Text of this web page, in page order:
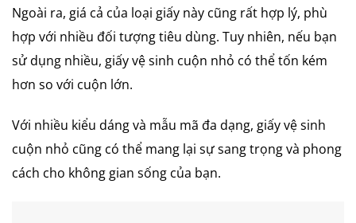
Ngoài ra, giá cả của loại giấy này cũng rất hợp lý, phù
hợp với nhiều đối tượng tiêu dùng. Tuy nhiên, nếu bạn
sử dụng nhiều, giấy vệ sinh cuộn nhỏ có thể tốn kém
hơn so với cuộn lớn.
Với nhiều kiểu dáng và mẫu mã đa dạng, giấy vệ sinh
cuộn nhỏ cũng có thể mang lại sự sang trọng và phong
cách cho không gian sống của bạn.